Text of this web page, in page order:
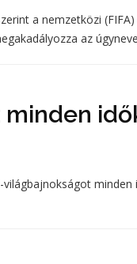
a nemzetközi
az
minden